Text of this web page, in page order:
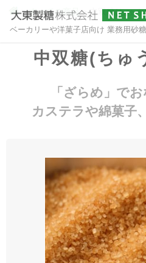
ベーカリーや洋菓子店向け 業務用砂
>すべての商品 >中双糖(ちゅう
中双糖(ちゅ
「ざらめ」で
カステラや綿菓子